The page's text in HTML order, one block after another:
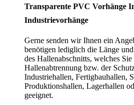
Transparente PVC Vorhänge
Industrievorhänge
Gerne senden wir Ihnen ein
benötigen lediglich die Länge
des Hallenabschnitts, welches
Hallenabtrennung bzw. der
Industriehallen, Fertigbauhallen,
Produktionshallen, Lagerhallen
geeignet.